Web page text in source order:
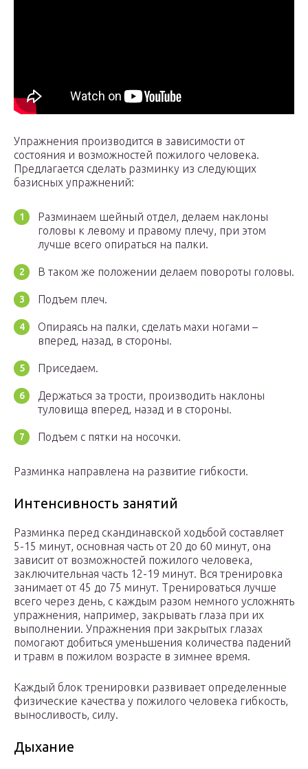
Упражнения производится в зависимости от
состояния и возможностей пожилого человека.
Предлагается сделать разминку из следующих
базисных упражнений:
Разминаем шейный отдел, делаем наклоны
головы к левому и правому плечу, при этом
лучше всего опираться на палки.
В таком же положении делаем повороты головы.
Подъем плеч.
Опираясь на палки, сделать махи ногами –
вперед, назад, в стороны.
Приседаем.
Держаться за трости, производить наклоны
туловища вперед, назад и в стороны.
Подъем с пятки на носочки.
Разминка направлена на развитие гибкости.
Интенсивность занятий
Разминка перед скандинавской ходьбой составляет
5-15 минут, основная часть от 20 до 60 минут, она
зависит от возможностей пожилого человека,
заключительная часть 12-19 минут. Вся тренировка
занимает от 45 до 75 минут. Тренироваться лучше
всего через день, с каждым разом немного усложнять
упражнения, например, закрывать глаза при их
выполнении. Упражнения при закрытых глазах
помогают добиться уменьшения количества падений
и травм в пожилом возрасте в зимнее время.
Каждый блок тренировки развивает определенные
физические качества у пожилого человека гибкость,
выносливость, силу.
Дыхание